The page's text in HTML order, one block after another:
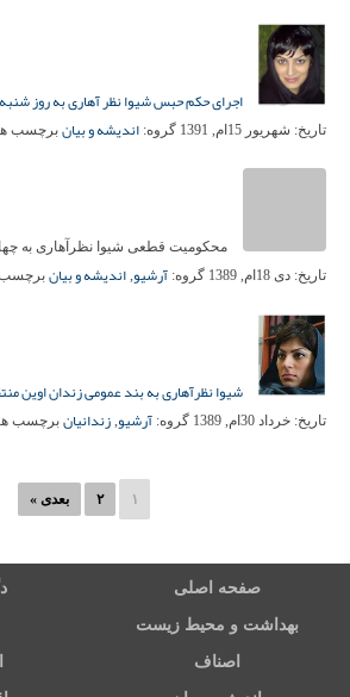
اجرای حکم حبس شیوا نظر آهاری به روز شنبه ۱۸ شهریور ماه موکول شد
تاریخ: شهریور 15ام, 1391 گروه: اندیشه و بیان برچسب
محکومیت قطعی شیوا نظرآهاری به
تاریخ: دی 18ام, 1389 گروه: آرشیو, اندیشه و بیان برچسب
شیوا نظرآهاری به بند عمومی زندان اوین
تاریخ: خرداد 30ام, 1389 گروه: آرشیو, زندانیان برچسب
۱ ۲ بعدی »
صفحه اصلی
بهداشت و محیط زیست
اصناف